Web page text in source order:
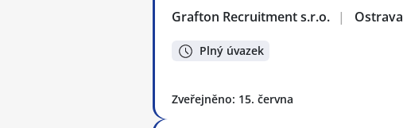
Grafton Recruitment s.r.o. | Ostrava
Plný úvazek
Zveřejněno: 15. června